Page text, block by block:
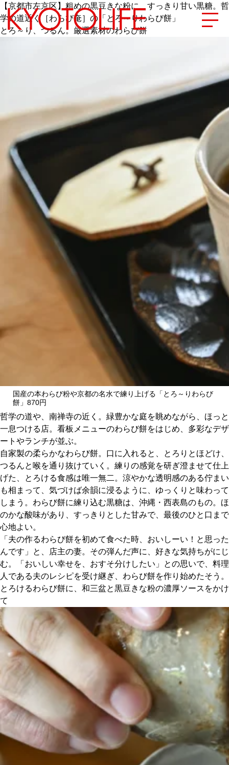
カテゴリーから探す
SPECIAL
NEW OPEN
SERIES
CULTURE
ABOUT US
チケットプレゼント応募
MAIN MENU
SERIES
カレーが好き
京都おやつクラブ
私と店のはなし
今月の京みやげ
京都の書店
CULTURE
すべて
関西で開催。
おすすめの展覧会
おすすめの映画
誠光社で選びました。
【京都市左京区】粗めの黒豆きな粉に、すっきり甘い黒糖。哲
学の道近く［わらび奄］の「とろ～りわらび餅」
とろ～り、つるん。厳選素材のわらび餅
国産の本わらび粉や京都の名水で練り上げる「とろ～りわらび
餅」870円
哲学の道や、南禅寺の近く。緑豊かな庭を眺めながら、ほっと
一息つける店。看板メニューのわらび餅をはじめ、多彩なデザ
ートやランチが並ぶ。
自家製の柔らかなわらび餅。口に入れると、とろりとほどけ、
つるんと喉を通り抜けていく。練りの感覚を研ぎ澄ませて仕上
げた、とろける食感は唯一無二。涼やかな透明感のある佇まい
も相まって、気づけば余韻に浸るように、ゆっくりと味わって
しまう。わらび餅に練り込む黒糖は、沖縄・西表島のもの。ほ
のかな酸味があり、すっきりとした甘みで、最後のひと口まで
心地よい。
「夫の作るわらび餅を初めて食べた時、おいしーい！と思った
んです」と、店主の妻。その弾んだ声に、好きな気持ちがにじ
む。「おいしい幸せを、おすそ分けしたい」との思いで、料理
人である夫のレシピを受け継ぎ、わらび餅を作り始めたそう。
とろけるわらび餅に、和三盆と黒豆きな粉の濃厚ソースをかけ
て